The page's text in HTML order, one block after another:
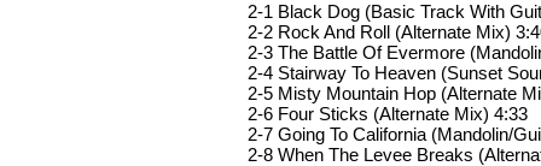
2-1 Black Dog (Basic Track With
2-2 Rock And Roll (Alternate Mix)
2-3 The Battle Of Evermore
2-4 Stairway To Heaven (Sunset
2-5 Misty Mountain Hop (Alternate
2-6 Four Sticks (Alternate Mix) 4:33
2-7 Going To California (Mandolin/
2-8 When The Levee Breaks